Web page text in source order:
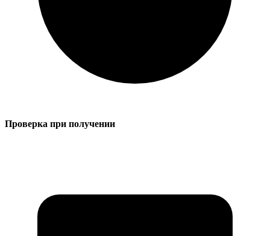
Проверка при получении